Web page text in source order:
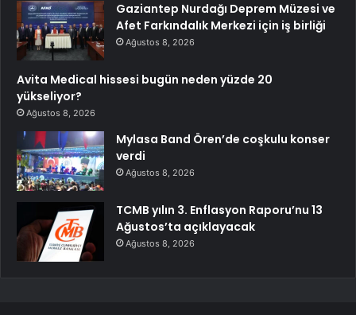
Gaziantep Nurdağı Deprem Müzesi ve
Afet Farkındalık Merkezi için iş birliği
Ağustos 8, 2026
Avita Medical hissesi bugün neden yüzde 20
yükseliyor?
Ağustos 8, 2026
Mylasa Band Ören’de coşkulu konser
verdi
Ağustos 8, 2026
TCMB yılın 3. Enflasyon Raporu’nu 13
Ağustos’ta açıklayacak
Ağustos 8, 2026